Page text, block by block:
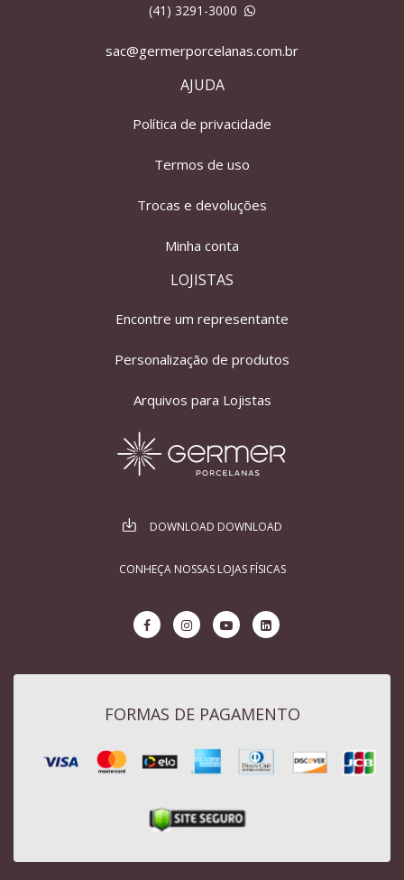
(41) 3291-3000
sac@germerporcelanas.com.br
AJUDA
Política de privacidade
Termos de uso
Trocas e devoluções
Minha conta
LOJISTAS
Encontre um representante
Personalização de produtos
Arquivos para Lojistas
DOWNLOAD DOWNLOAD
CONHEÇA NOSSAS LOJAS FÍSICAS
FORMAS DE PAGAMENTO